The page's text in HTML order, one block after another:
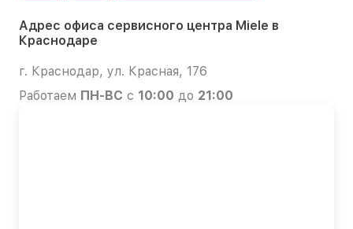
Адрес офиса сервисного центра Miele в
Краснодаре
г. Краснодар, ул. Красная, 176
Работаем ПН-ВС с 10:00 до 21:00